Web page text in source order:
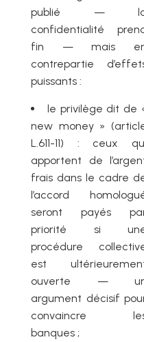
publié —
confidentialité
fin — mais
contrepartie
puissants :
le privilège dit de
new money »
L.611-11) : ceux
apportent de
frais dans le cadre
l’accord
seront payés
priorité si
procédure
est
ouverte —
argument décisif
convaincre
banques ;